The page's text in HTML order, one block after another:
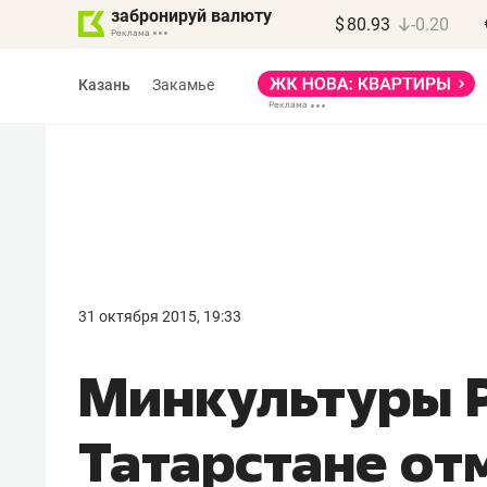
забронируй валюту $ 80.93 -0.20
Казань Закамье
31 октября 2015, 19:33
Минкультуры
Татарстане
правил, бизнес может
потерять минимум